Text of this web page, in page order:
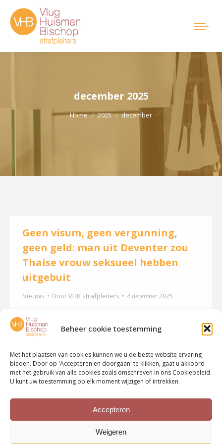
Beheer cookie toestemming
Met het plaatsen van cookies kunnen we u de beste website ervaring
bieden. Door op 'Accepteren en doorgaan' te klikken, gaat u akkoord
met het gebruik van alle cookies zoals omschreven in ons Cookiebeleid.
U kunt uw toestemming op elk moment wijzigen of intrekken.
Accepteren
Weigeren
december 2025
Home 2025 december
Geen visum, geen vergunning,
geen geld: man uit Deventer zou
Thaise vrouw seksueel hebben
uitgebuit
Nieuws DoorVHB strafpleiters 4 december 2025
Een 58-jarige man uit Deventer zou een Thaise
vrouw als prostituee hebben uitgebuit. Vanuit een
in een appartement in Deventer zou ze haar werk
verricht hebben. Maar de man komt vrij, zo besliste
de rechtbank donderdag. Lees verder Bron: De
Stentor, 4 december 2025